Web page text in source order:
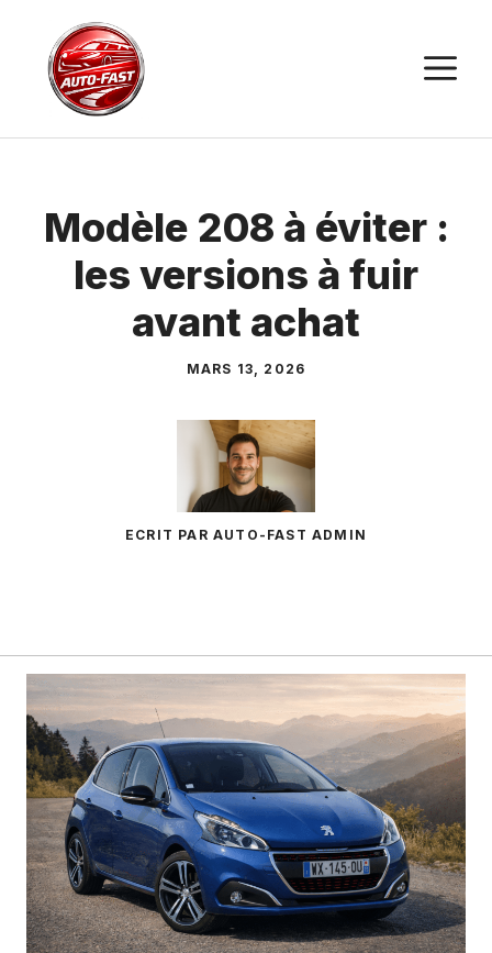
contenu
Modèle 208 à éviter :
les versions à fuir
avant achat
MARS 13, 2026
ECRIT PAR AUTO-FAST ADMIN